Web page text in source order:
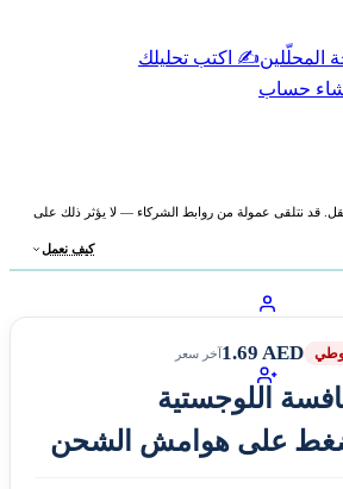
المحلّلين✍️ اكتب تحليلك
حساب
قد نتلقى عمولة من روابط الشركاء — لا يؤثر ذلك على
كيف نعمل
1.69 AEDآخر سعر
اللوجستية
على هوامش الشحن